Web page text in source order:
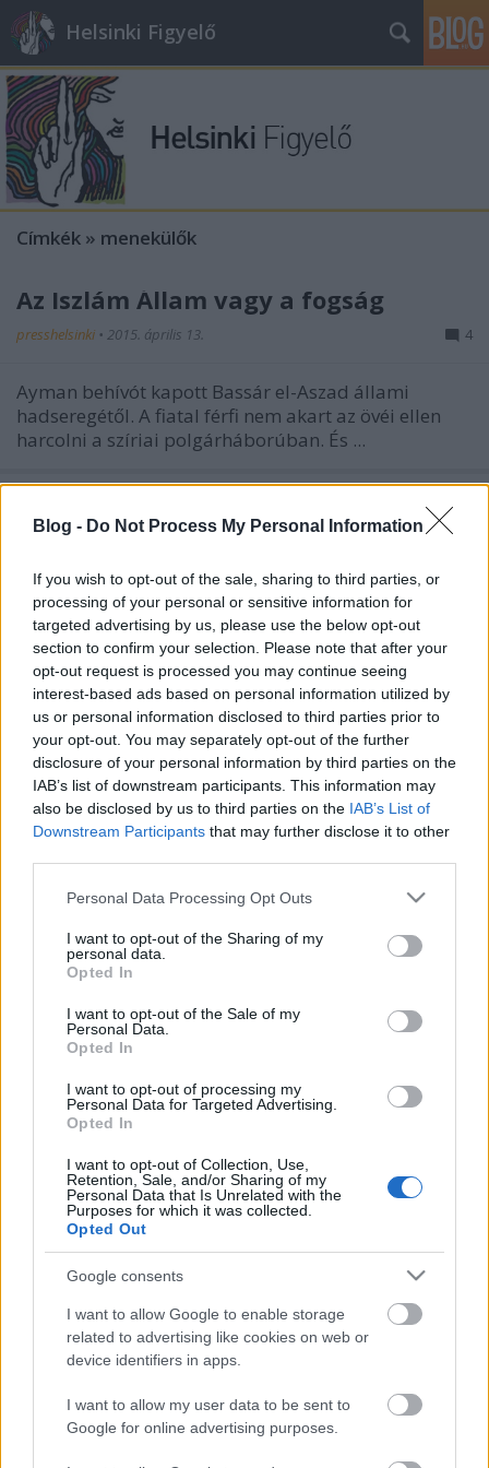
Blog - Do Not Process My Personal Information
If you wish to opt-out of the sale, sharing to third parties, or
processing of your personal or sensitive information for
targeted advertising by us, please use the below opt-out
section to confirm your selection. Please note that after your
opt-out request is processed you may continue seeing
interest-based ads based on personal information utilized by
us or personal information disclosed to third parties prior to
your opt-out. You may separately opt-out of the further
disclosure of your personal information by third parties on the
IAB’s list of downstream participants. This information may
also be disclosed by us to third parties on the IAB’s List of
Downstream Participants that may further disclose it to other
Please note that this website/app uses one or more Google
not limited to your visit or usage behaviour. You may click to
grant or deny consent to Google and its third-party tags to
use your data for below specified purposes in below Google
consent section.
Personal Data Processing Opt Outs
I want to opt-out of the Sharing of my
personal data.
Opted In
I want to opt-out of the Sale of my
Personal Data.
Opted In
I want to opt-out of processing my
Personal Data for Targeted Advertising.
Opted In
I want to opt-out of Collection, Use,
Retention, Sale, and/or Sharing of my
Personal Data that Is Unrelated with the
Purposes for which it was collected.
Opted Out
Google consents
I want to allow Google to enable storage
related to advertising like cookies on web or
device identifiers in apps.
I want to allow my user data to be sent to
Google for online advertising purposes.
Helsinki Figyelő
Címkék » menekülők
Az Iszlám Állam vagy a fogság
presshelsinki • 2015. április 13. 4
Ayman behívót kapott Bassár el-Aszad állami
hadseregétől. A fiatal férfi nem akart az övéi ellen
harcolni a szíriai polgárháborúban. És ...
idegenrendészeti őrizetnek
Akár fél évig is őrizetben tartható a menedékkérő, s
ha kérelmét elutasítják, őt pedig kiutasítják
Magyarországról, újabb egy évet ...
Úti cél: Magyar Népköztársaság
presshelsinki• 2015. január 26.
A Helsinki Bizottságcikkíró versenyt hirdetett
Orbán hipokrízise
majkahusky•2014. szeptember 01.
A kormányfő szisztematikusan akadályozza, hogy a
romák rendes munkához, családjaik legális
adódik. ...
Kőszeg Ferenc: „Tiszta Auschwitz”
majkahusky•2014. június 23.
„Sosem voltam csillagos ház lakója. Szó se róla: az
akkor hatályos törvény értelmében ott lett volna a
Zöldségnek adják ki őket